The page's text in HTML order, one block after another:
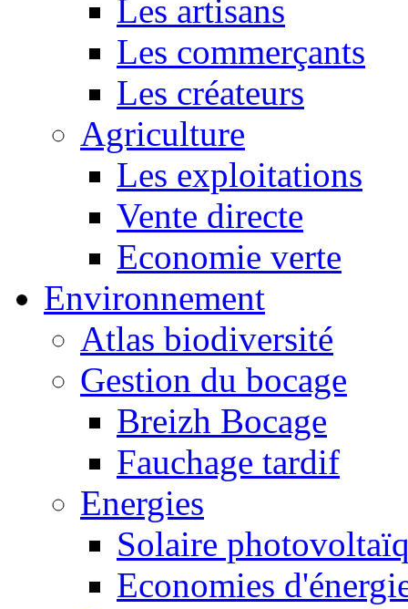
Les artisans
Les commerçants
Les créateurs
Agriculture
Les exploitations
Vente directe
Economie verte
Environnement
Atlas biodiversité
Gestion du bocage
Breizh Bocage
Fauchage tardif
Energies
Solaire
Economies